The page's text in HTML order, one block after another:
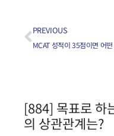
PREVIOUS
[884] 목표로 하
의 상관관계는?